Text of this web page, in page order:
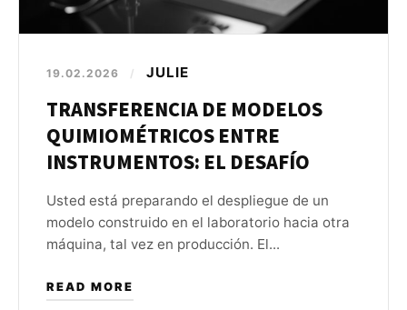
19.02.2026 / JULIE
TRANSFERENCIA DE MODELOS
QUIMIOMÉTRICOS ENTRE
INSTRUMENTOS: EL DESAFÍO
Usted está preparando el despliegue de un
modelo construido en el laboratorio hacia otra
máquina, tal vez en producción. El...
READ MORE